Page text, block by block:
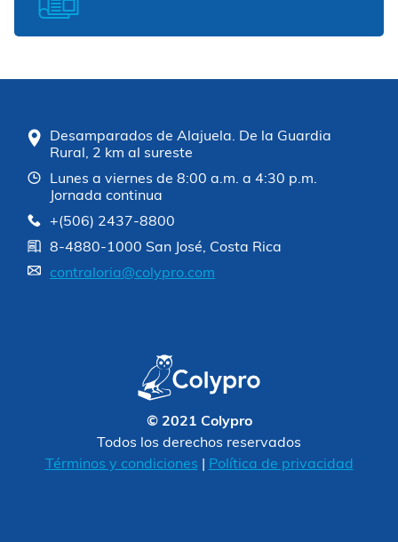
Desamparados de Alajuela. De la Guardia
Rural, 2 km al sureste
Lunes a viernes de 8:00 a.m. a 4:30 p.m.
Jornada continua
+(506) 2437-8800
8-4880-1000 San José, Costa Rica
contraloria@colypro.com
© 2021 Colypro
Todos los derechos reservados
Términos y condiciones
Política de privacidad